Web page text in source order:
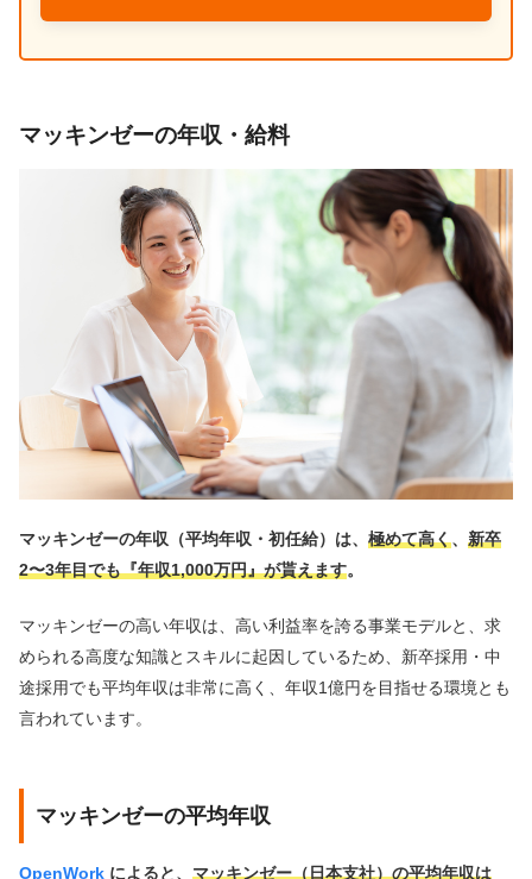
マッキンゼーの年収・給料
マッキンゼーの年収（平均年収・初任給）は、 極めて高く、 新卒
2〜3年目でも『年収1,000万円』が貰えます。
マッキンゼーの高い年収は、高い利益率を誇る事業モデルと、求
められる高度な知識とスキルに起因しているため、新卒採用・中
途採用でも平均年収は非常に高く、年収1億円を目指せる環境とも
言われています。
マッキンゼーの平均年収
OpenWork によると、 マッキンゼー（日本支社）の平均年収は